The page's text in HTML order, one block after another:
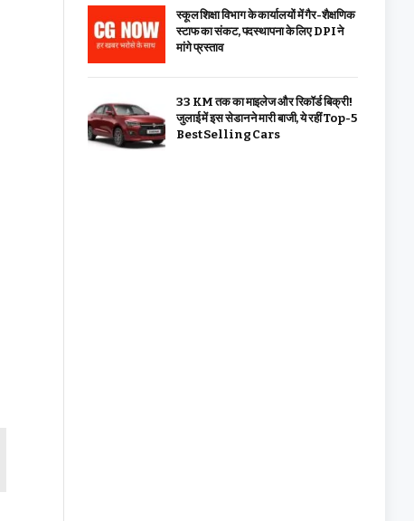
स्कूल शिक्षा विभाग के कार्यालयों में गैर-शैक्षणिक
स्टाफ का संकट, पदस्थापना के लिए DPI ने
मांगे प्रस्ताव
33 KM तक का माइलेज और रिकॉर्ड बिक्री!
जुलाई में इस सेडान ने मारी बाजी, ये रहीं Top-5
Best Selling Cars